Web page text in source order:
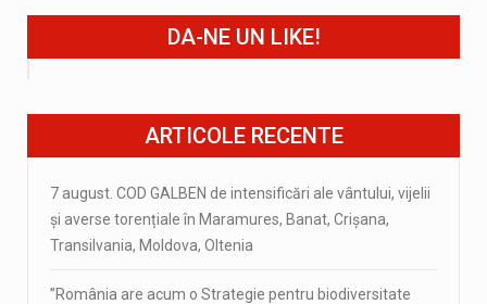
DA-NE UN LIKE!
ARTICOLE RECENTE
7 august. COD GALBEN de intensificări ale vântului, vijelii
și averse torențiale în Maramures, Banat, Crișana,
Transilvania, Moldova, Oltenia
”România are acum o Strategie pentru biodiversitate